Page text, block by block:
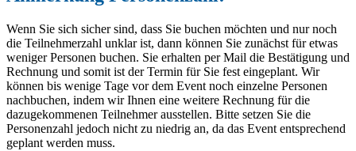
Wenn Sie sich sicher sind, dass Sie buchen möchten und nur noch
die Teilnehmerzahl unklar ist, dann können Sie zunächst für etwas
weniger Personen buchen. Sie erhalten per Mail die Bestätigung und
Rechnung und somit ist der Termin für Sie fest eingeplant. Wir
können bis wenige Tage vor dem Event noch einzelne Personen
nachbuchen, indem wir Ihnen eine weitere Rechnung für die
dazugekommenen Teilnehmer ausstellen. Bitte setzen Sie die
Personenzahl jedoch nicht zu niedrig an, da das Event entsprechend
geplant werden muss.